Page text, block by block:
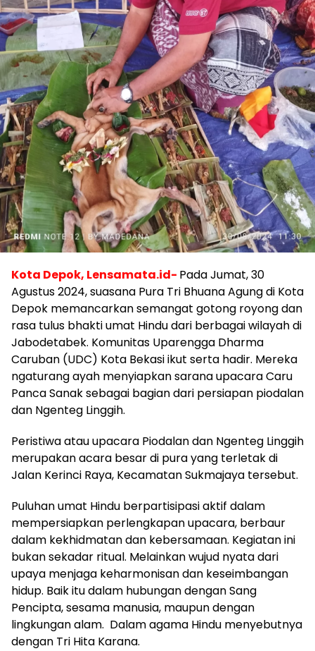
Kota Depok, Lensamata.id- Pada Jumat, 30
Agustus 2024, suasana Pura Tri Bhuana Agung di Kota
Depok memancarkan semangat gotong royong dan
rasa tulus bhakti umat Hindu dari berbagai wilayah di
Jabodetabek. Komunitas Uparengga Dharma
Caruban (UDC) Kota Bekasi ikut serta hadir. Mereka
ngaturang ayah menyiapkan sarana upacara Caru
Panca Sanak sebagai bagian dari persiapan piodalan
dan Ngenteg Linggih.
Peristiwa atau upacara Piodalan dan Ngenteg Linggih
merupakan acara besar di pura yang terletak di
Jalan Kerinci Raya, Kecamatan Sukmajaya tersebut.
Puluhan umat Hindu berpartisipasi aktif dalam
mempersiapkan perlengkapan upacara, berbaur
dalam kekhidmatan dan kebersamaan. Kegiatan ini
bukan sekadar ritual. Melainkan wujud nyata dari
upaya menjaga keharmonisan dan keseimbangan
hidup. Baik itu dalam hubungan dengan Sang
Pencipta, sesama manusia, maupun dengan
lingkungan alam. Dalam agama Hindu menyebutnya
dengan Tri Hita Karana.